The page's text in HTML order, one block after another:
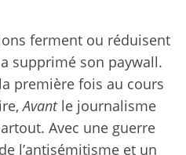
ferment ou réduisent
supprimé son paywall.
première fois au cours
Avantle journalisme
Avec une guerre
l’antisémitisme et un